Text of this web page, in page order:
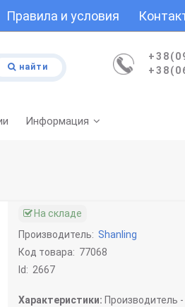
Правила и условия
найти
Информация
На складе
Производитель: Shanling
Код товара: 77068
Id: 2667
Характеристики: Производитель -